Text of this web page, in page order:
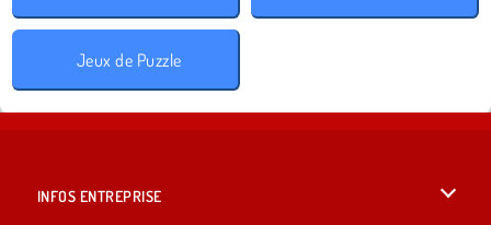
Jeux de Puzzle
INFOS ENTREPRISE